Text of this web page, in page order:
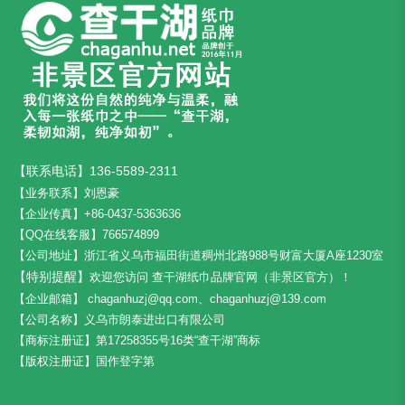
【联系电话】136-5589-2311
【业务联系】刘恩豪
【企业传真】+86-0437-5363636
【QQ在线客服】766574899
【公司地址】 浙江省义乌市福田街道稠州北路988号财富大厦A座1230室
【特别提醒】 欢迎您访问 查干湖纸巾品牌官网（非景区官方）！
【企业邮箱】 chaganhuzj@qq.com、chaganhuzj@139.com
【公司名称】义乌市朗泰进出口有限公司
【商标注册证】第17258355号16类“查干湖”商标
【版权注册证】国作登字第